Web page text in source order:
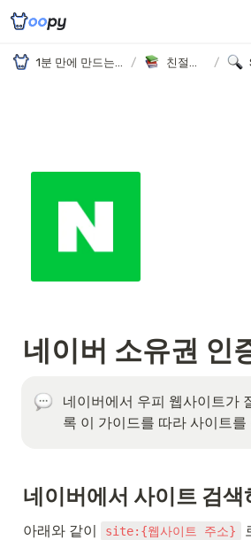
/ /
네이버 소유권 인
네이버에서 우피 웹사이트가
록 이 가이드를 따라 사이트를
네이버에서 사이트 검색
아래와 같이 site:{웹사이트 주소}